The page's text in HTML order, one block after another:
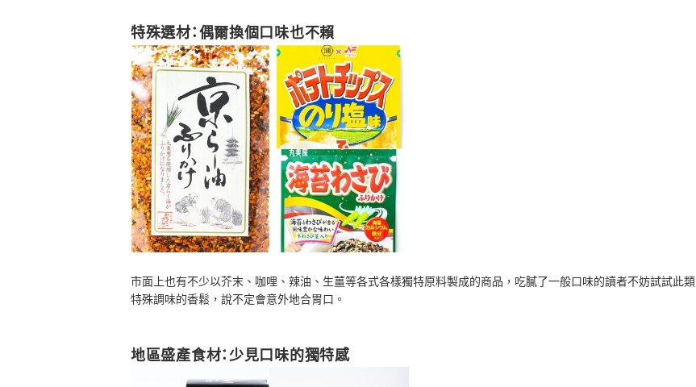
特殊選材：偶爾換個口味也不賴
市面上也有不少以芥末、咖哩、辣油、生薑等各式各樣獨特原料製成的商品，吃膩了一般口味的讀者不妨試試此類
特殊調味的香鬆，說不定會意外地合胃口。
地區盛產食材：少見口味的獨特感